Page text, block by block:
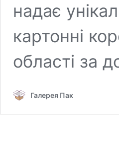
надає
картонні
області за
Галерея Пак